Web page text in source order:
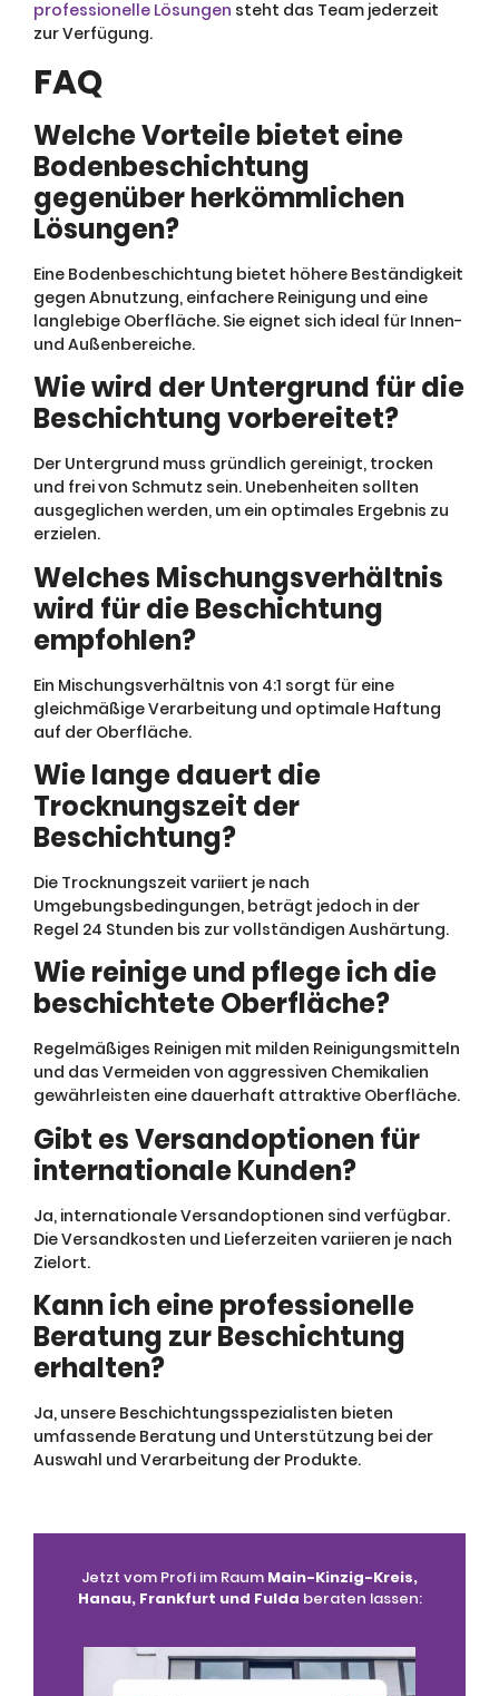
professionelle Lösungen steht das Team jederzeit
zur Verfügung.
FAQ
Welche Vorteile bietet eine
Bodenbeschichtung
gegenüber herkömmlichen
Lösungen?
Eine Bodenbeschichtung bietet höhere Beständigkeit
gegen Abnutzung, einfachere Reinigung und eine
langlebige Oberfläche. Sie eignet sich ideal für Innen-
und Außenbereiche.
Wie wird der Untergrund für die
Beschichtung vorbereitet?
Der Untergrund muss gründlich gereinigt, trocken
und frei von Schmutz sein. Unebenheiten sollten
ausgeglichen werden, um ein optimales Ergebnis zu
erzielen.
Welches Mischungsverhältnis
wird für die Beschichtung
empfohlen?
Ein Mischungsverhältnis von 4:1 sorgt für eine
gleichmäßige Verarbeitung und optimale Haftung
auf der Oberfläche.
Wie lange dauert die
Trocknungszeit der
Beschichtung?
Die Trocknungszeit variiert je nach
Umgebungsbedingungen, beträgt jedoch in der
Regel 24 Stunden bis zur vollständigen Aushärtung.
Wie reinige und pflege ich die
beschichtete Oberfläche?
Regelmäßiges Reinigen mit milden Reinigungsmitteln
und das Vermeiden von aggressiven Chemikalien
gewährleisten eine dauerhaft attraktive Oberfläche.
Gibt es Versandoptionen für
internationale Kunden?
Ja, internationale Versandoptionen sind verfügbar.
Die Versandkosten und Lieferzeiten variieren je nach
Zielort.
Kann ich eine professionelle
Beratung zur Beschichtung
erhalten?
Ja, unsere Beschichtungsspezialisten bieten
umfassende Beratung und Unterstützung bei der
Auswahl und Verarbeitung der Produkte.
Jetzt vom Profi im Raum Main-Kinzig-Kreis,
Hanau, Frankfurt und Fulda beraten lassen: